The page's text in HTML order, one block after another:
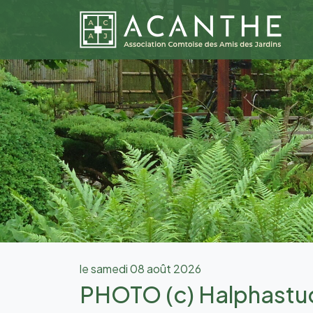
le samedi 08 août 2026
PHOTO (c)